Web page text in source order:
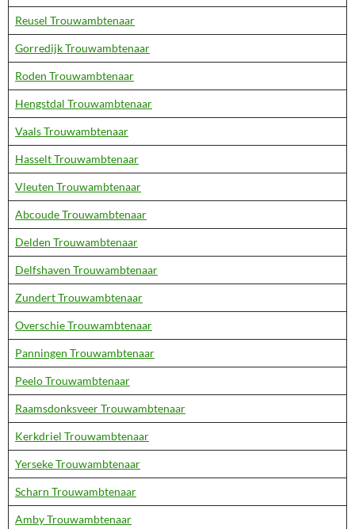
Reusel Trouwambtenaar
Gorredijk Trouwambtenaar
Roden Trouwambtenaar
Hengstdal Trouwambtenaar
Vaals Trouwambtenaar
Hasselt Trouwambtenaar
Vleuten Trouwambtenaar
Abcoude Trouwambtenaar
Delden Trouwambtenaar
Delfshaven Trouwambtenaar
Zundert Trouwambtenaar
Overschie Trouwambtenaar
Panningen Trouwambtenaar
Peelo Trouwambtenaar
Raamsdonksveer Trouwambtenaar
Kerkdriel Trouwambtenaar
Yerseke Trouwambtenaar
Scharn Trouwambtenaar
Amby Trouwambtenaar